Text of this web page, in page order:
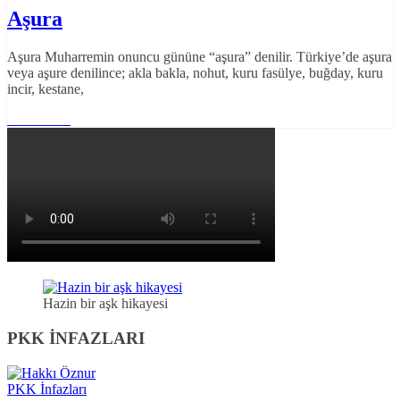
Aşura
Aşura Muharremin onuncu gününe “aşura” denilir. Türkiye’de aşura
veya aşure denilince; akla bakla, nohut, kuru fasülye, buğday, kuru
incir, kestane,
Hazin bir aşk hikayesi
PKK İNFAZLARI
PKK İnfazları